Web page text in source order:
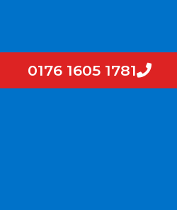
0176 1605 1781